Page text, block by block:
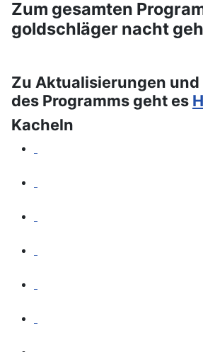
Zum gesamten
goldschläger nacht
Zu Aktualisierungen und
des Programms geht es
Kacheln